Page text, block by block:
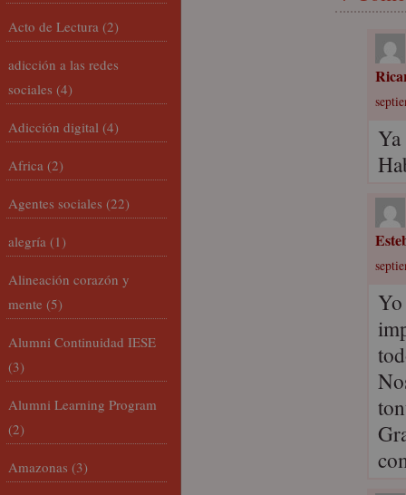
Acto de Lectura (2)
adicción a las redes
sociales (4)
Adicción digital (4)
Africa (2)
Agentes sociales (22)
alegría (1)
Alineación corazón y
mente (5)
Alumni Continuidad IESE
(3)
Alumni Learning Program
(2)
Amazonas (3)